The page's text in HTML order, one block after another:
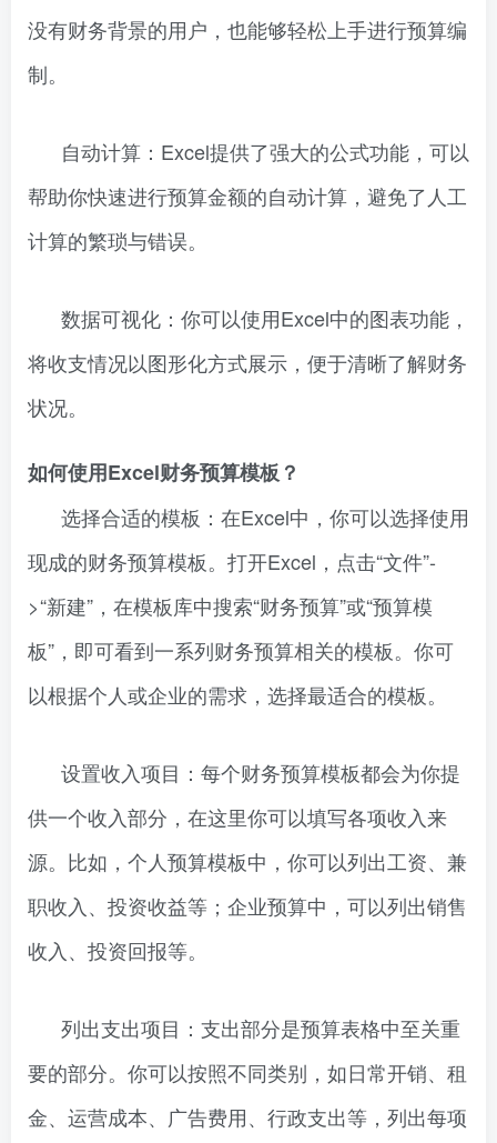
没有财务背景的用户，也能够轻松上手进行预算编
制。
自动计算：Excel提供了强大的公式功能，可以
帮助你快速进行预算金额的自动计算，避免了人工
计算的繁琐与错误。
数据可视化：你可以使用Excel中的图表功能，
将收支情况以图形化方式展示，便于清晰了解财务
状况。
如何使用Excel财务预算模板？
选择合适的模板：在Excel中，你可以选择使用
现成的财务预算模板。打开Excel，点击“文件”-
>“新建”，在模板库中搜索“财务预算”或“预算模
板”，即可看到一系列财务预算相关的模板。你可
以根据个人或企业的需求，选择最适合的模板。
设置收入项目：每个财务预算模板都会为你提
供一个收入部分，在这里你可以填写各项收入来
源。比如，个人预算模板中，你可以列出工资、兼
职收入、投资收益等；企业预算中，可以列出销售
收入、投资回报等。
列出支出项目：支出部分是预算表格中至关重
要的部分。你可以按照不同类别，如日常开销、租
金、运营成本、广告费用、行政支出等，列出每项